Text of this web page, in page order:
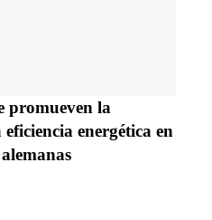
promueven la
energética en